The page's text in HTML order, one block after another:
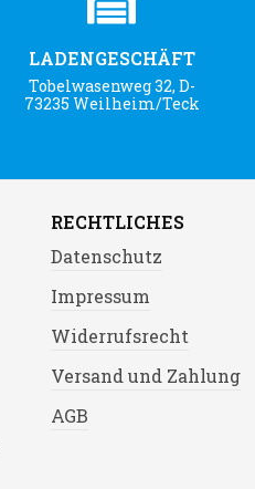
LADENGESCHÄFT
Tobelwasenweg 32, D-
73235 Weilheim/Teck
RECHTLICHES
Datenschutz
Impressum
Widerrufsrecht
Versand und Zahlung
AGB